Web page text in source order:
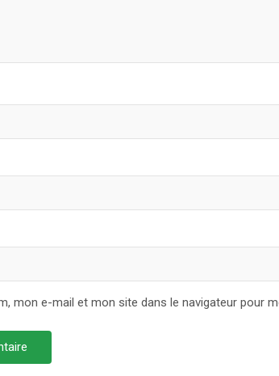
mon e-mail et mon site dans le navigateur pour